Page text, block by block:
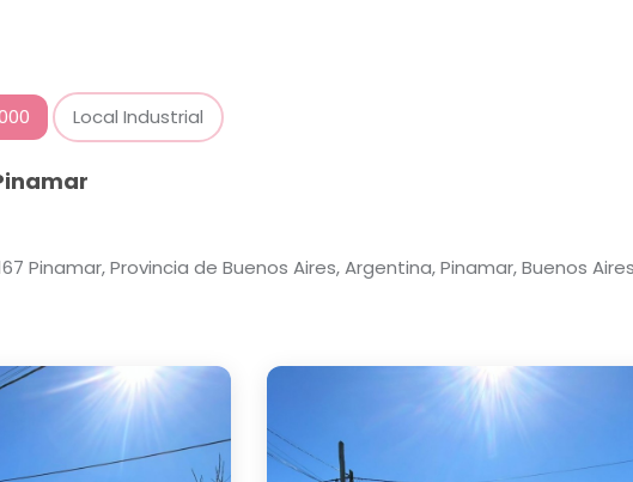
Local Industrial
Pinamar, Provincia de Buenos Aires, Argentina, Pinamar, Buenos